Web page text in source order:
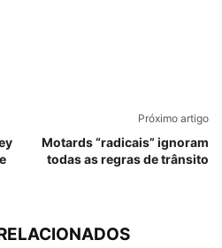
Próximo artigo
Motards “radicais” ignoram
todas as regras de trânsito